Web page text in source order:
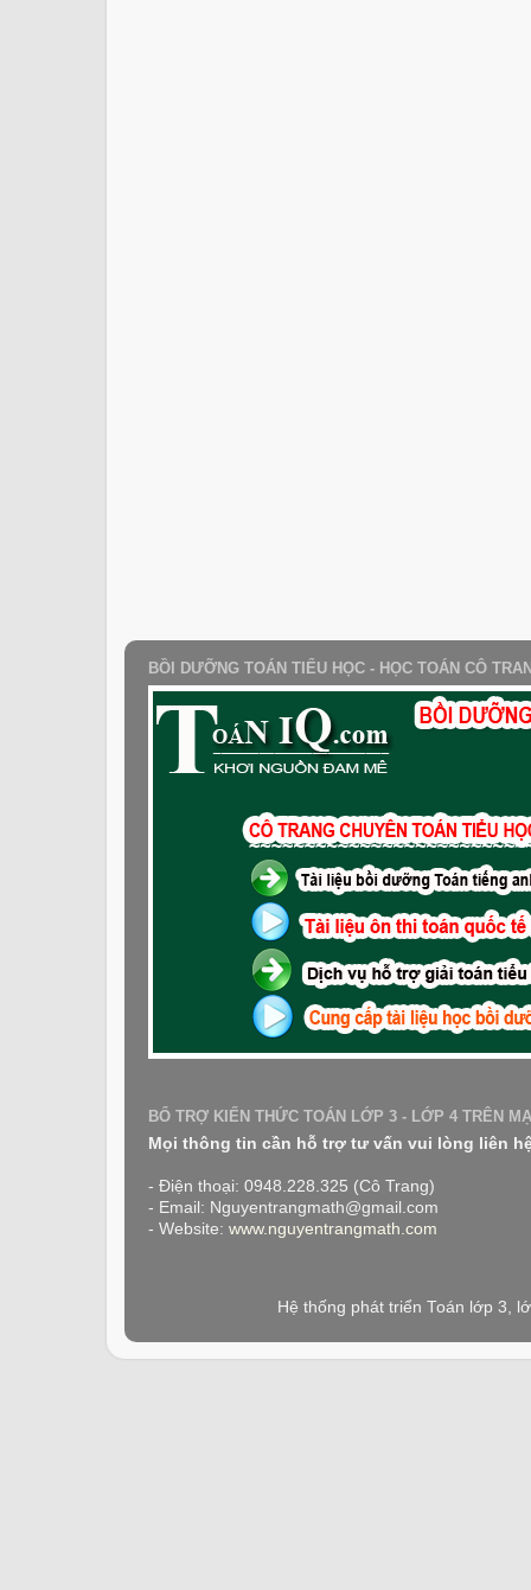
BỒI DƯỠNG TOÁN TIỂU HỌC - HỌC TOÁN CÔ
BỔ TRỢ KIẾN THỨC TOÁN LỚP 3 - LỚP 4 TRÊN
Mọi thông tin cần hỗ trợ tư vấn vui lòng liên
- Điện thoại: 0948.228.325 (Cô Trang)
- Email: Nguyentrangmath@gmail.com
- Website: www.nguyentrangmath.com
Hệ thống phát triển Toán lớp 3,